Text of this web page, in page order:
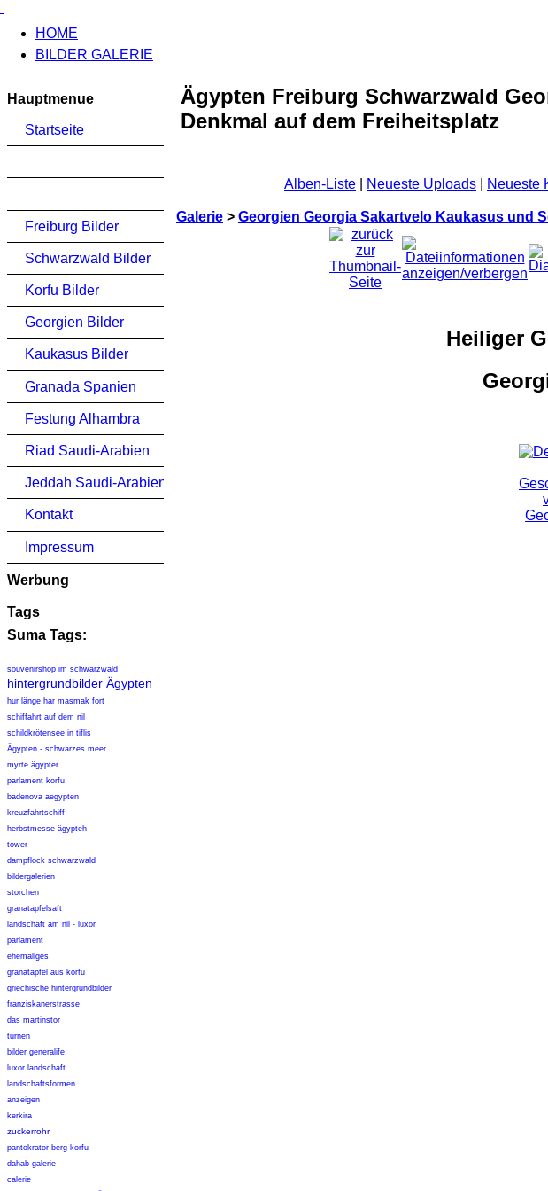
HOME
BILDER GALERIE
Hauptmenue
Startseite
Freiburg Bilder
Schwarzwald Bilder
Korfu Bilder
Georgien Bilder
Kaukasus Bilder
Granada Spanien
Festung Alhambra
Riad Saudi-Arabien
Jeddah Saudi-Arabien
Kontakt
Impressum
Werbung
Tags
Suma Tags:
souvenirshop im schwarzwald
hintergrundbilder Ägypten
hur länge har masmak fort
schiffahrt auf dem nil
schildkrötensee in tiflis
Ägypten - schwarzes meer
myrte ägypter
parlament korfu
badenova aegypten
kreuzfahrtschiff
herbstmesse ägypteh
tower
dampflock schwarzwald
bildergalerien
storchen
granatapfelsaft
landschaft am nil - luxor
parlament
ehemaliges
granatapfel aus korfu
griechische hintergrundbilder
franziskanerstrasse
das martinstor
turnen
bilder generalife
luxor landschaft
landschaftsformen
anzeigen
kerkira
zuckerrohr
pantokrator berg korfu
dahab galerie
calerie
Ägypten Freiburg Schwarzwald
Denkmal auf dem Freiheitsplatz
Alben-Liste
Neueste Uploads Neueste
Galerie > Georgien Georgia Sakartvelo Kaukasus und
Heiliger